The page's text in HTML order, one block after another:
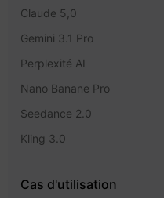
Claude 5,0
Gemini 3.1 Pro
Perplexité AI
Nano Banane Pro
Seedance 2.0
Kling 3.0
Cas d'utilisation